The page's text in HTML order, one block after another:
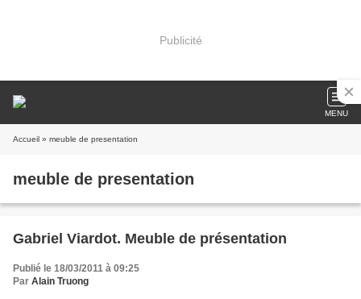
Publicité
MENU
Accueil » meuble de presentation
meuble de presentation
Gabriel Viardot. Meuble de présentation
Publié le 18/03/2011 à 09:25
Par Alain Truong